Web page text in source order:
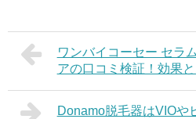
ワンバイコーセー セラ
アの口コミ検証！効果
Donamo脱毛器はVIOや